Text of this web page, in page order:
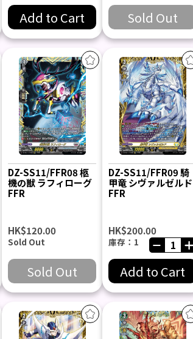
Add to Cart Sold Out
DZ-SS11/FFR08 柩
機の獣 ラフィローグ
FFR
HK$120.00
Sold Out
Sold Out
DZ-SS11/FFR09 騎
甲竜 シヴァルゼルド
FFR
HK$200.00
庫存：1
Add to Cart